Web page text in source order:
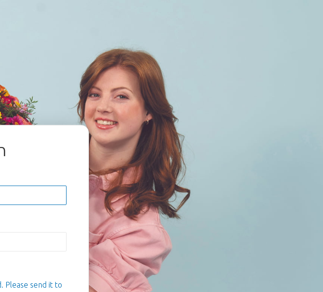
Please send it to